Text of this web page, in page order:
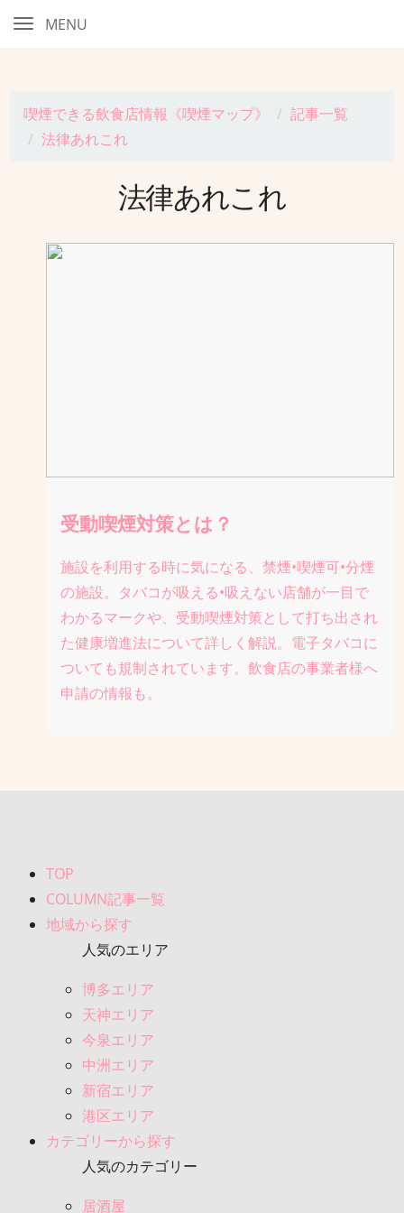
MENU
喫煙できる飲食店情報《喫煙マップ》
記事一覧
法律あれこれ
法律あれこれ
受動喫煙対策とは？
施設を利用する時に気になる、禁煙•喫煙可•分煙
の施設。タバコが吸える•吸えない店舗が一目で
わかるマークや、受動喫煙対策として打ち出され
た健康増進法について詳しく解説。電子タバコに
ついても規制されています。飲食店の事業者様へ
申請の情報も。
TOP
COLUMN記事一覧
地域から探す
人気のエリア
博多エリア
天神エリア
今泉エリア
中洲エリア
新宿エリア
港区エリア
カテゴリーから探す
人気のカテゴリー
居酒屋